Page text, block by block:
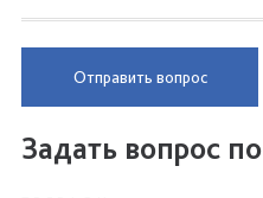
Отправить вопрос
Задать вопрос